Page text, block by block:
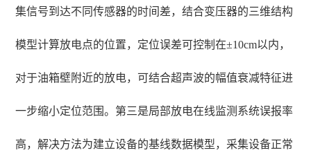
集信号到达不同传感器的时间差，结合变压器的三维结构
模型计算放电点的位置，定位误差可控制在±10cm以内，
对于油箱壁附近的放电，可结合超声波的幅值衰减特征进
一步缩小定位范围。第三是局部放电在线监测系统误报率
高，解决方法为建立设备的基线数据模型，采集设备正常